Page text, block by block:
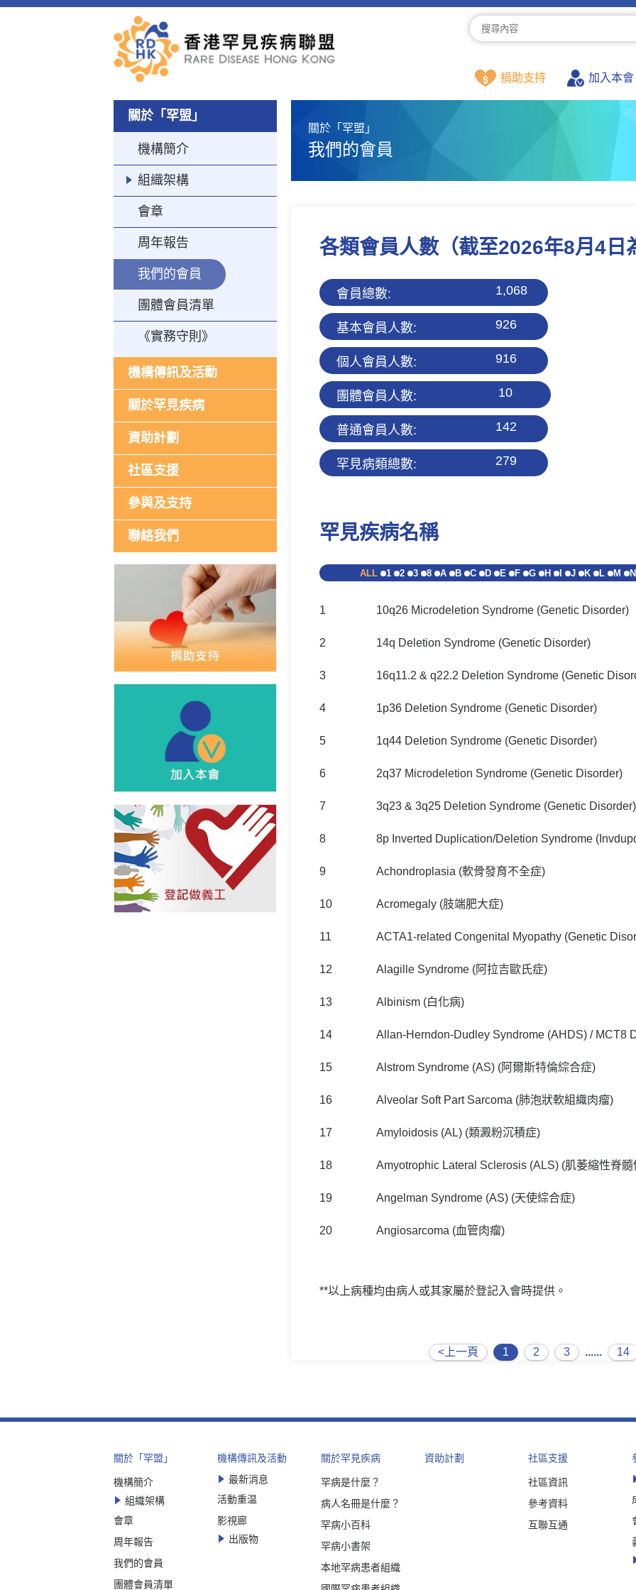
捐助支持 加入本會
關於「罕盟」
機構簡介
組織架構
會章
周年報告
我們的會員
團體會員清單
《實務守則》
機構傳訊及活動
關於罕見疾病
資助計劃
社區支援
參與及支持
聯絡我們
關於「罕盟」
我們的會員
各類會員人數 （截至2026年8月4日
會員總數: 1,068
基本會員人數: 926
個人會員人數: 916
團體會員人數: 10
普通會員人數: 142
罕見病類總數: 279
罕見疾病名稱
ALL 1 2 3 8 A B C D E F G H I J K L M N
1 10q26 Microdeletion Syndrome (Genetic Disorder)
2 14q Deletion Syndrome (Genetic Disorder)
3 16q11.2 & q22.2 Deletion Syndrome (Genetic
4 1p36 Deletion Syndrome (Genetic Disorder)
5 1q44 Deletion Syndrome (Genetic Disorder)
6 2q37 Microdeletion Syndrome (Genetic Disorder)
7 3q23 & 3q25 Deletion Syndrome (Genetic Disorder)
8 8p Inverted Duplication/Deletion Syndrome
9 Achondroplasia (軟骨發育不全症)
10 Acromegaly (肢端肥大症)
11 ACTA1-related Congenital Myopathy (Genetic
12 Alagille Syndrome (阿拉吉歐氏症)
13 Albinism (白化病)
14 Allan-Herndon-Dudley Syndrome (AHDS) / MCT8
15 Alstrom Syndrome (AS) (阿爾斯特倫綜合症)
16 Alveolar Soft Part Sarcoma (肺泡狀軟組織肉瘤)
17 Amyloidosis (AL) (類澱粉沉積症)
18 Amyotrophic Lateral Sclerosis (ALS) (肌萎縮性脊
19 Angelman Syndrome (AS) (天使綜合症)
20 Angiosarcoma (血管肉瘤)
**以上病種均由病人或其家屬於登記入會時提供。
<上一頁 1 2 3 ...... 14
關於「罕盟」
機構簡介
組織架構
會章
周年報告
我們的會員
團體會員清單
機構傳訊及活動
最新消息
活動重温
影視廊
出版物
關於罕見疾病
罕病是什麼？
病人名冊是什麼？
罕病小百科
罕病小書架
本地罕病患者組織
資助計劃 社區支援
社區資訊
參考資料
互聯互通